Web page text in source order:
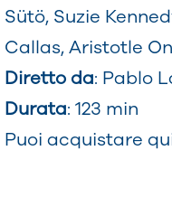
Sütö, Suzie
Callas, Aristotle
Diretto da: Pablo
Durata: 123 min
Puoi acquistare